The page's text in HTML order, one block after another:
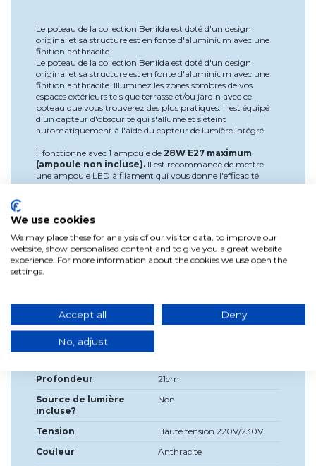
Le poteau de la collection Benilda est doté d'un design
original et sa structure est en fonte d'aluminium avec une
finition anthracite.
Le poteau de la collection Benilda est doté d'un design
original et sa structure est en fonte d'aluminium avec une
finition anthracite. Illuminez les zones sombres de vos
espaces extérieurs tels que terrasse et/ou jardin avec ce
poteau que vous trouverez des plus pratiques. Il est équipé
d'un capteur d'obscurité qui s'allume et s'éteint
automatiquement à l'aide du capteur de lumière intégré.
Il fonctionne avec 1 ampoule de 28W E27 maximum
(ampoule non incluse). Il est recommandé de mettre
une ampoule LED à filament qui vous donne l'efficacité
énergétique ainsi que l'amélioration du poteau
Il possède lecertificat de protection IP44 *
d'eau).
Détails du produit
Largeur
Profondeur
21cm
Source de lumière
incluse?
Non
Tension
Haute tension 220V/230V
Couleur
Anthracite
We use cookies
We may place these for analysis of our visitor data, to improve our
website, show personalised content and to give you a great website
experience. For more information about the cookies we use open the
settings.
Accept all Deny
No, adjust